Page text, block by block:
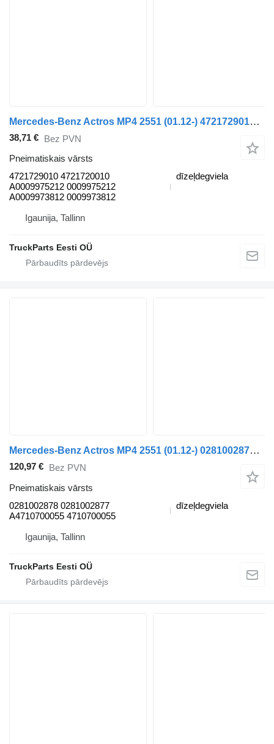
Mercedes-Benz Actros MP4 2551 (01.12-) 4721729010 pneimatiskais vārsts paredzēts Mercedes-Benz Actros MP4 Antos Arocs (2012-) vilcēja
38,71 € Bez PVN
Pneimatiskais vārsts
4721729010 4721720010
A0009975212 0009975212
A0009973812 0009973812
dīzeļdegviela
Igaunija, Tallinn
TruckParts Eesti OÜ
Mercedes-Benz Actros MP4 2551 (01.12-) 0281002878 pneimatiskais vārsts paredzēts Mercedes-Benz Actros MP4 Antos Arocs (2012-) vilcēja
120,97 € Bez PVN
Pneimatiskais vārsts
0281002878 0281002877
A4710700055 4710700055
dīzeļdegviela
Igaunija, Tallinn
TruckParts Eesti OÜ